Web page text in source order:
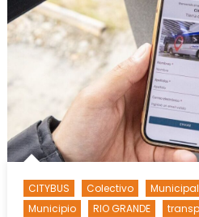
CITYBUS Colectivo
Municipio
RIO GRANDE